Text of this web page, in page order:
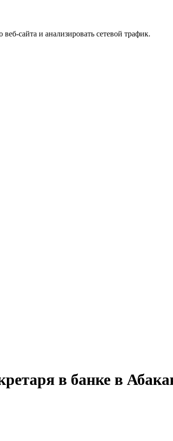
сайта и анализировать сетевой трафик.
в банке в